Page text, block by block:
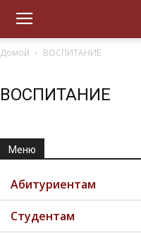
Домой ВОСПИТАНИЕ
ВОСПИТАНИЕ
Меню
Абитуриентам
Студентам